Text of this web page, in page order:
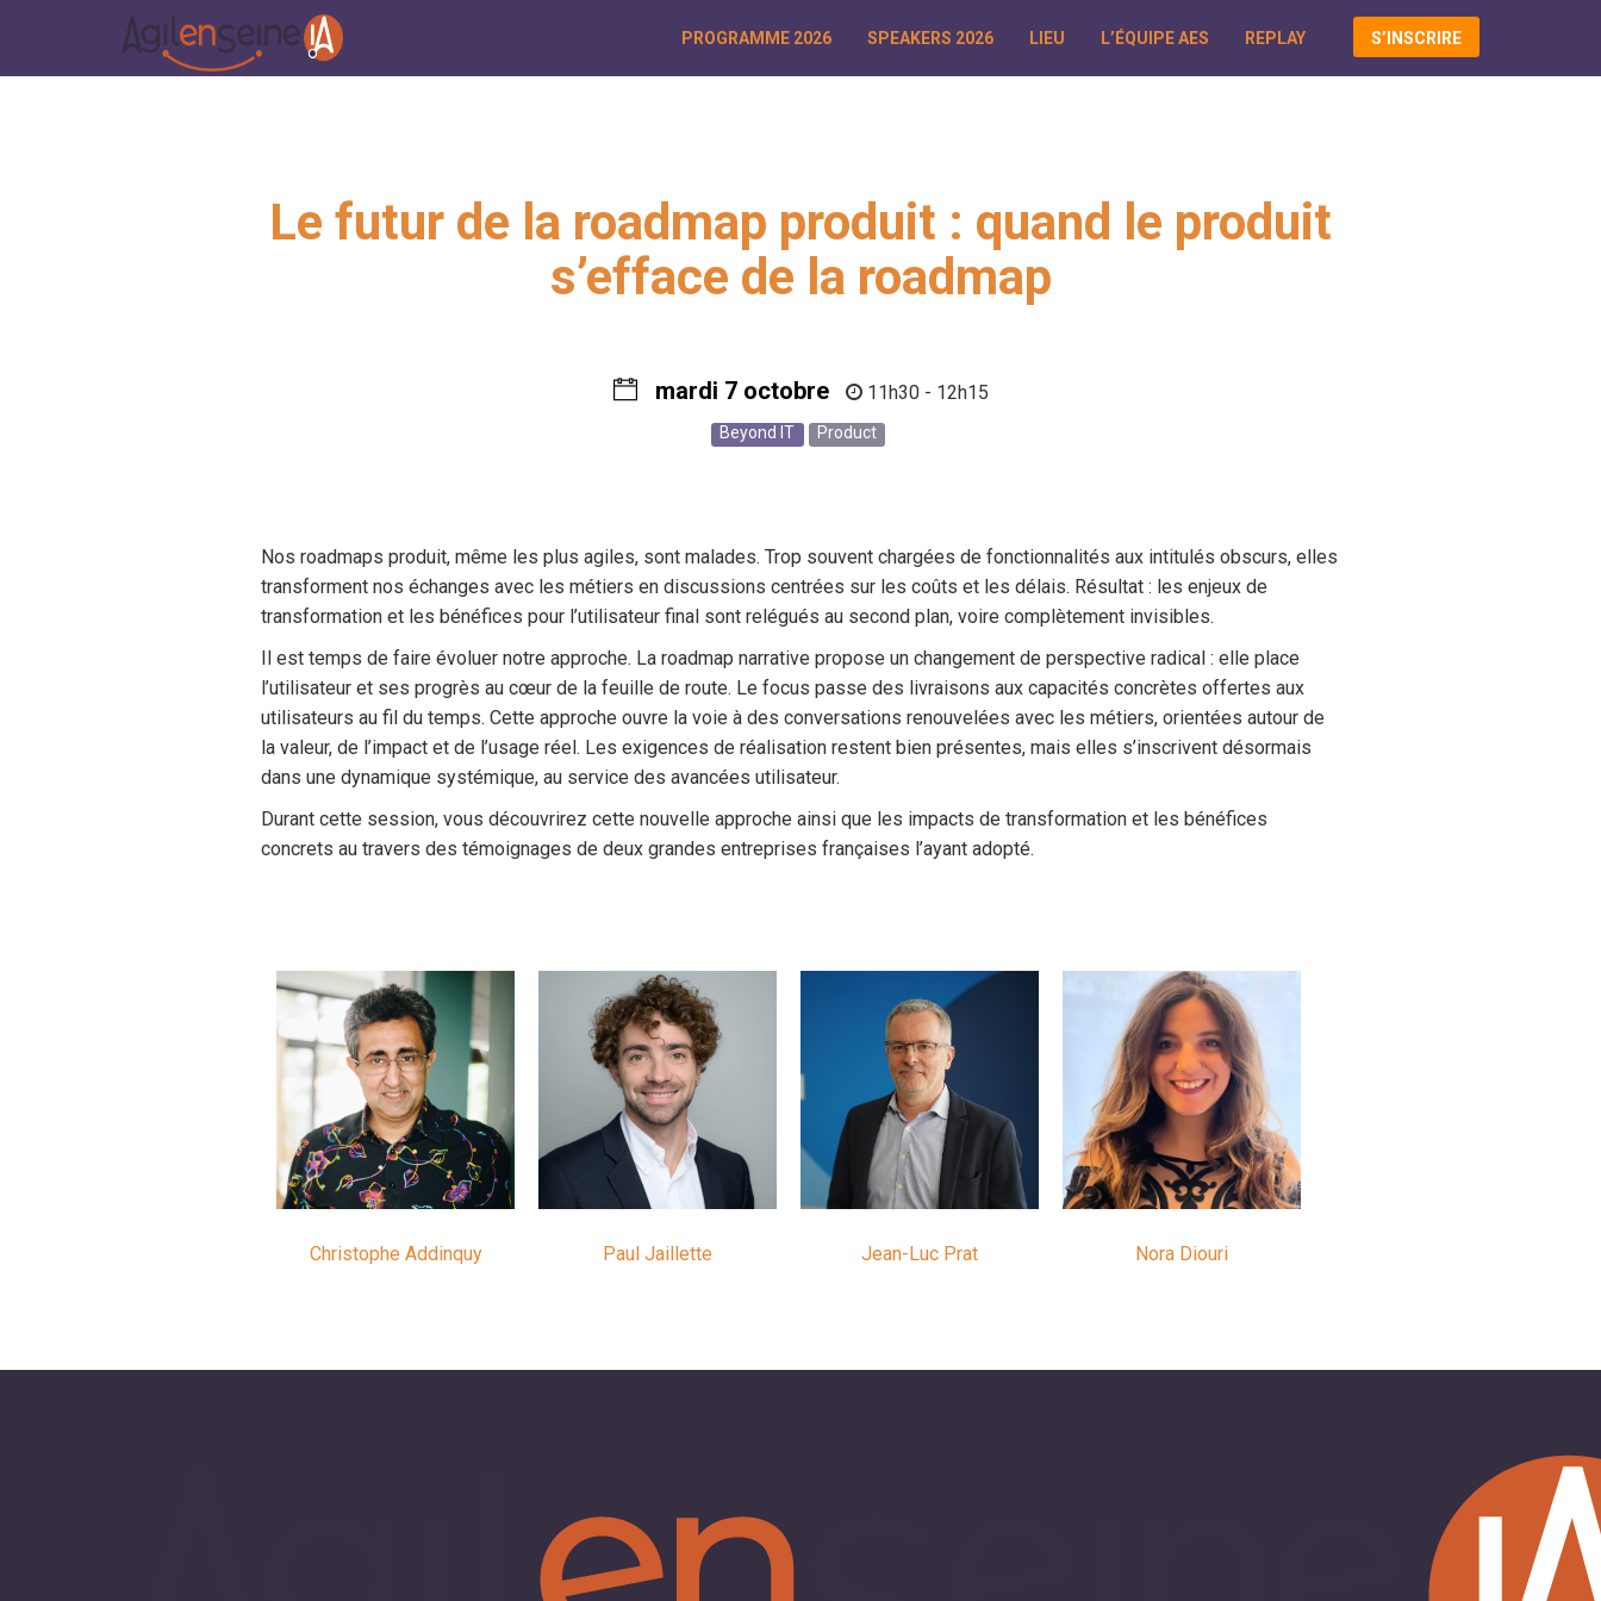
PROGRAMME 2026 SPEAKERS 2026 LIEU L’ÉQUIPE AES REPLAY S’INSCRIRE
Le futur de la roadmap produit : quand le produit
s’efface de la roadmap
mardi 7 octobre 11h30 - 12h15
Beyond IT Product
Nos roadmaps produit, même les plus agiles, sont malades. Trop souvent chargées de fonctionnalités aux intitulés obscurs, elles
transforment nos échanges avec les métiers en discussions centrées sur les coûts et les délais. Résultat : les enjeux de
transformation et les bénéfices pour l’utilisateur final sont relégués au second plan, voire complètement invisibles.
Il est temps de faire évoluer notre approche. La roadmap narrative propose un changement de perspective radical : elle place
l’utilisateur et ses progrès au cœur de la feuille de route. Le focus passe des livraisons aux capacités concrètes offertes aux
utilisateurs au fil du temps. Cette approche ouvre la voie à des conversations renouvelées avec les métiers, orientées autour de
la valeur, de l’impact et de l’usage réel. Les exigences de réalisation restent bien présentes, mais elles s’inscrivent désormais
dans une dynamique systémique, au service des avancées utilisateur.
Durant cette session, vous découvrirez cette nouvelle approche ainsi que les impacts de transformation et les bénéfices
concrets au travers des témoignages de deux grandes entreprises françaises l’ayant adopté.
Christophe Addinquy Paul Jaillette Jean-Luc Prat Nora Diouri